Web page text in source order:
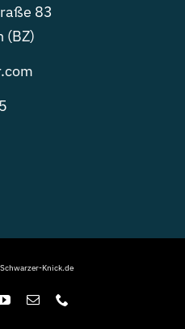
83
(BZ)
Knick.de